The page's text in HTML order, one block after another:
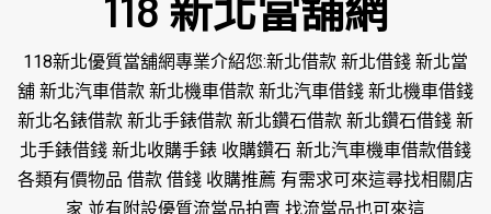
118新北優質當舖網專業介紹您:新北借款 新北借錢 新北當
舖 新北汽車借款 新北機車借款 新北汽車借錢 新北機車借錢
新北名錶借款 新北手錶借款 新北鑽石借款 新北鑽石借錢 新
北手錶借錢 新北收購手錶 收購鑽石 新北汽車機車借款借錢
各類有價物品 借款 借錢 收購推薦 有需求可來這尋找相關店
家 並有附設優質流當品拍賣 找流當品也可來這